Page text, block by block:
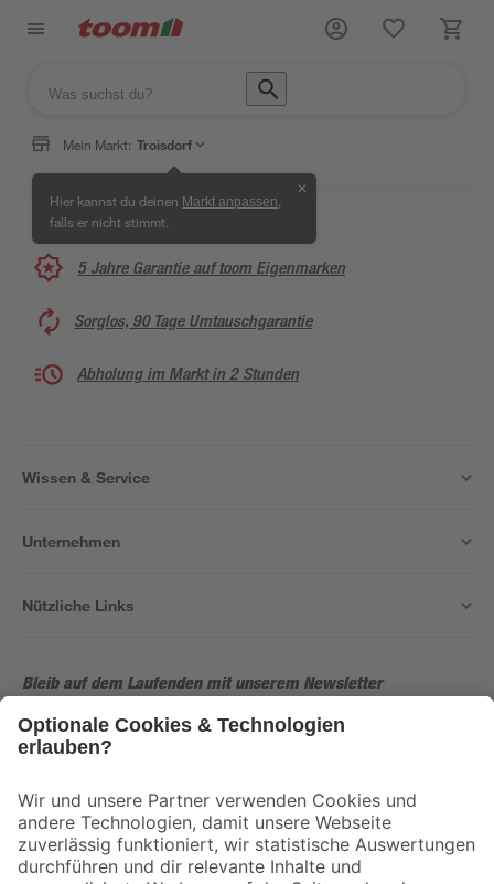
Mein Markt: Troisdorf
Hier kannst du deinen Markt anpassen
falls er nicht stimmt.
✕
5 Jahre Garantie auf toom Eigenmarken
Sorglos, 90 Tage Umtauschgarantie
Abholung im Markt in 2 Stunden
Wissen & Service
Unternehmen
Nützliche Links
Bleib auf dem Laufenden mit unserem Newsletter
Der toom Newsletter: Keine Angebote und Aktionen mehr verpassen!
Folge uns